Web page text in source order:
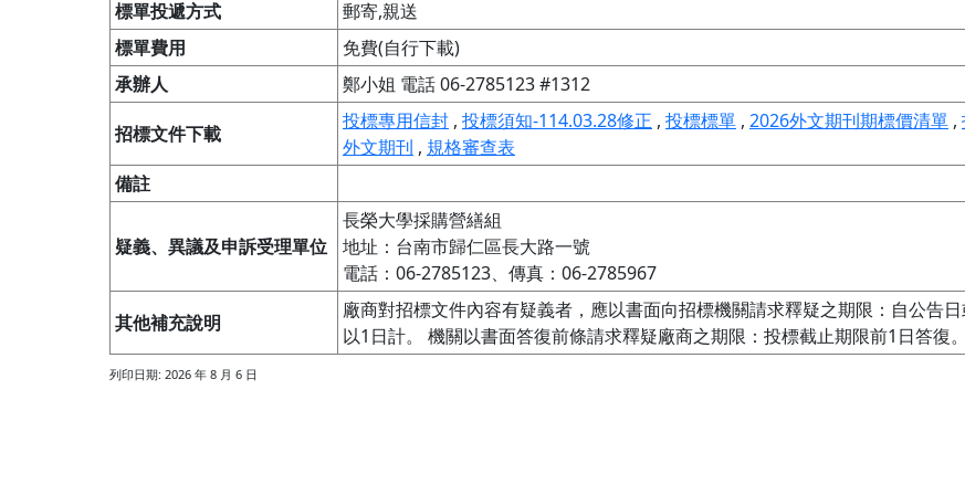
標單投遞方式
郵寄,親送
標單費用
免費(自行下載)
承辦人
鄭小姐 電話 06-2785123 #1312
招標文件下載
投標專用信封 , 投標須知-114.03.28修正 , 投標標單 , 2026外文期刊期標價清單 ,
外文期刊 , 規格審查表
備註
疑義、異議及申訴受理單位
長榮大學採購營繕組
地址：台南市歸仁區長大路一號
電話：06-2785123、傳真：06-2785967
其他補充說明
廠商對招標文件內容有疑義者，應以書面向招標機關請求釋疑之期限：自公告
以1日計。 機關以書面答復前條請求釋疑廠商之期限：投標截止期限前1日答復。
列印日期: 2026 年 8 月 6 日